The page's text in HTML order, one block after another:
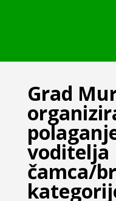
Grad
voditelja
čamca/